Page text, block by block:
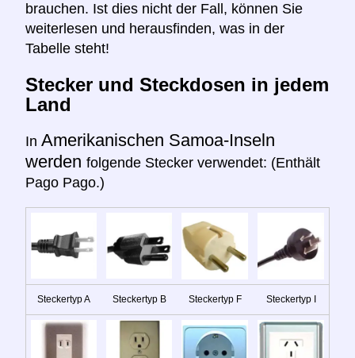
brauchen. Ist dies nicht der Fall, können Sie
weiterlesen und herausfinden, was in der
Tabelle steht!
Stecker und Steckdosen in jedem
Land
In Amerikanischen Samoa-Inseln
werden folgende Stecker verwendet: (Enthält
Pago Pago.)
Steckertyp A Steckertyp B Steckertyp F Steckertyp I